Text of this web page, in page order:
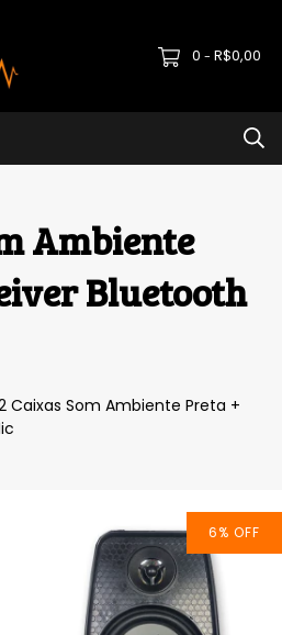
0 - R$0,00
Ambiente
Bluetooth
Caixas Som Ambiente Preta +
6% OFF